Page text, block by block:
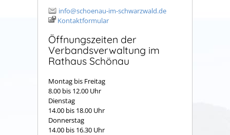
info@schoenau-im-schwarzwald.de
Kontaktformular
Öffnungszeiten der
Verbandsverwaltung im
Rathaus Schönau
Montag bis Freitag
8.00 bis 12.00 Uhr
Dienstag
14.00 bis 18.00 Uhr
Donnerstag
14.00 bis 16.30 Uhr